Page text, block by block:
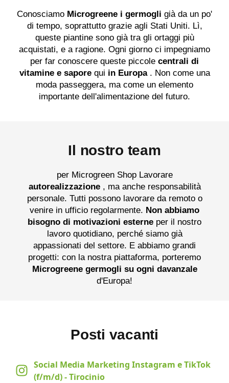
Conosciamo Microgreene i germogli già da un po'
di tempo, soprattutto grazie agli Stati Uniti. Lì,
queste piantine sono già tra gli ortaggi più
acquistati, e a ragione. Ogni giorno ci impegniamo
per far conoscere queste piccole centrali di
vitamine e saporequi in Europa. Non come una
moda passeggera, ma come un elemento
importante dell'alimentazione del futuro.
Il nostro team
per Microgreen Shop Lavorare
autorealizzazione, ma anche responsabilità
personale. Tutti possono lavorare da remoto o
venire in ufficio regolarmente. Non abbiamo
bisogno di motivazioni esterne per il nostro
lavoro quotidiano, perché siamo già
appassionati del settore. E abbiamo grandi
progetti: con la nostra piattaforma, porteremo
Microgreene germogli su ogni davanzale
d'Europa!
Posti vacanti
Social Media Marketing Instagram e TikTok
(f/m/d) - Tirocinio